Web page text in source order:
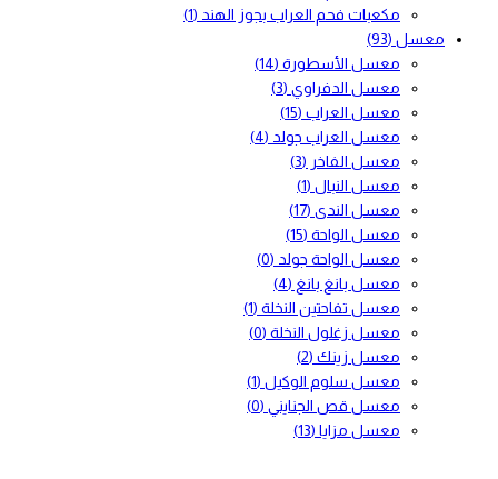
مكعبات فحم العراب بجوز الهند (1)
معسل (93)
معسل الأسطورة (14)
معسل الدفراوي (3)
معسل العراب (15)
معسل العراب جولد (4)
معسل الفاخر (3)
معسل النبال (1)
معسل الندى (17)
معسل الواحة (15)
معسل الواحة جولد (0)
معسل بانغ بانغ (4)
معسل تفاحتين النخلة (1)
معسل زغلول النخلة (0)
معسل زينك (2)
معسل سلوم الوكيل (1)
معسل قص الجنايني (0)
معسل مزايا (13)